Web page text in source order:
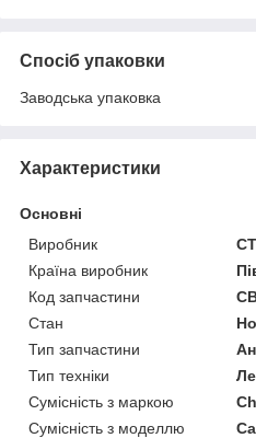
Спосіб упаковки
Заводська упаковка
Характеристики
Основні
Виробник
Країна виробник
Код запчастини
Стан
Тип запчастини
Тип техніки
Сумісність з маркою
Сумісність з моделлю